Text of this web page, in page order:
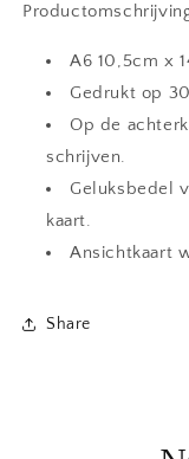
A6 10,5cm x
Gedrukt op
Op de
schrijven.
Geluksbedel
kaart.
Ansichtkaart
Share